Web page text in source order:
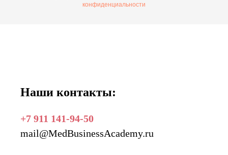
конфиденциальности
Наши контакты:
+7 911 141-94-50
mail@MedBusinessAcademy.ru